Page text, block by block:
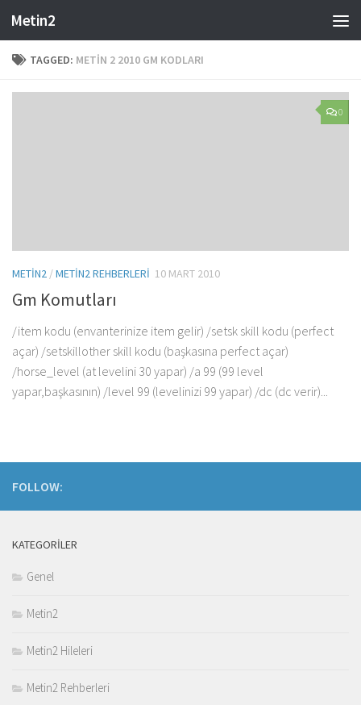
Skip to content
Metin2
TAGGED: METIN 2 2010 GM KODLARI
0
METIN2 /METIN2 REHBERLERI 10 MART 2010
Gm Komutları
/item kodu (envanterinize item gelir) /setsk skill kodu (perfect
açar) /setskillother skill kodu (başkasına perfect açar)
/horse_level (at levelini 30 yapar) /a 99 (99 level
yapar,başkasının) /level 99 (levelinizi 99 yapar) /dc (dc verir)...
FOLLOW:
KATEGORILER
Genel
Metin2
Metin2 Hileleri
Metin2 Rehberleri